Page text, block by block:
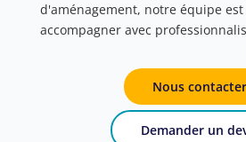
d'aménagement, notre équipe
accompagner avec
Nous contacter
Demander un